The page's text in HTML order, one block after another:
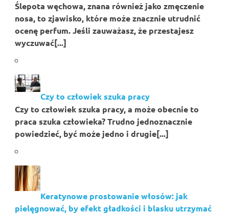
Ślepota węchowa, znana również jako zmęczenie
nosa, to zjawisko, które może znacznie utrudnić
ocenę perfum. Jeśli zauważasz, że przestajesz
wyczuwać[...]
Czy to człowiek szuka pracy
Czy to człowiek szuka pracy, a może obecnie to
praca szuka człowieka? Trudno jednoznacznie
powiedzieć, być może jedno i drugie[...]
Keratynowe prostowanie włosów: jak
pielęgnować, by efekt gładkości i blasku utrzymać